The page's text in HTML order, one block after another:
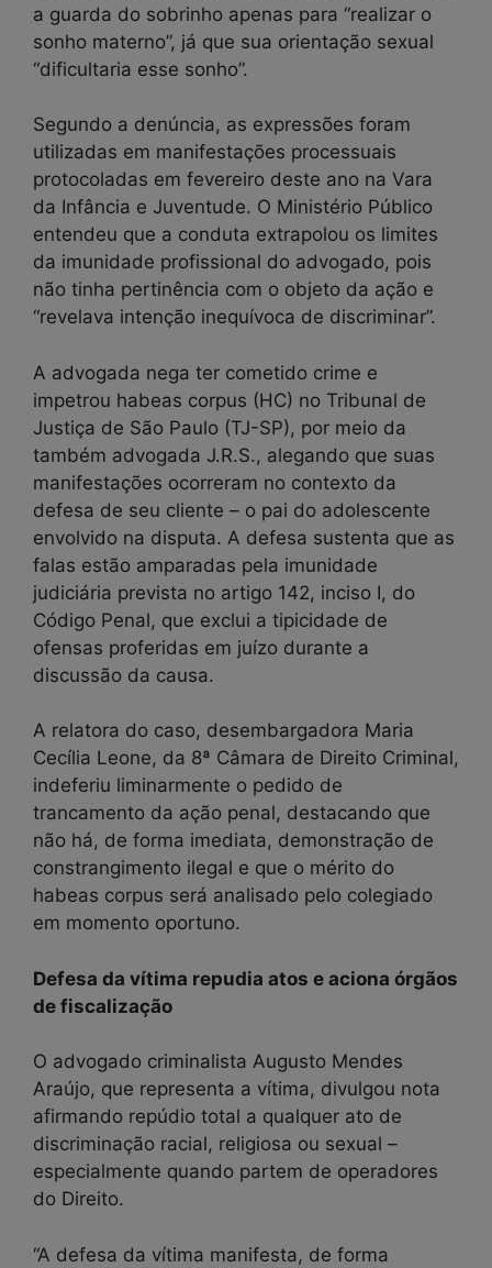
a guarda do sobrinho apenas para “realizar o
sonho materno”, já que sua orientação sexual
“dificultaria esse sonho”.
Segundo a denúncia, as expressões foram
utilizadas em manifestações processuais
protocoladas em fevereiro deste ano na Vara
da Infância e Juventude. O Ministério Público
entendeu que a conduta extrapolou os limites
da imunidade profissional do advogado, pois
não tinha pertinência com o objeto da ação e
“revelava intenção inequívoca de discriminar”.
A advogada nega ter cometido crime e
impetrou habeas corpus (HC) no Tribunal de
Justiça de São Paulo (TJ-SP), por meio da
também advogada J.R.S., alegando que suas
manifestações ocorreram no contexto da
defesa de seu cliente – o pai do adolescente
envolvido na disputa. A defesa sustenta que as
falas estão amparadas pela imunidade
judiciária prevista no artigo 142, inciso I, do
Código Penal, que exclui a tipicidade de
ofensas proferidas em juízo durante a
discussão da causa.
A relatora do caso, desembargadora Maria
Cecília Leone, da 8ª Câmara de Direito Criminal,
indeferiu liminarmente o pedido de
trancamento da ação penal, destacando que
não há, de forma imediata, demonstração de
constrangimento ilegal e que o mérito do
habeas corpus será analisado pelo colegiado
em momento oportuno.
Defesa da vítima repudia atos e aciona órgãos
de fiscalização
O advogado criminalista Augusto Mendes
Araújo, que representa a vítima, divulgou nota
afirmando repúdio total a qualquer ato de
discriminação racial, religiosa ou sexual –
especialmente quando partem de operadores
do Direito.
“A defesa da vítima manifesta, de forma